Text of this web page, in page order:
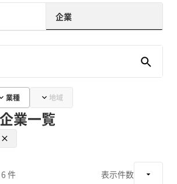
企業
業一覧
件 表示件数
業種 地域